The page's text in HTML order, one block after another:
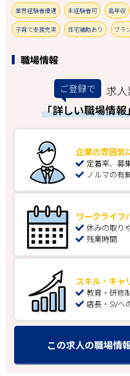
業界経験者優遇 未経験者可 高年収
子育て支援充実 住宅補助あり ブラ
職場情報
ご登録で
求
「詳しい職場情報
企業の雰囲気
定着率、募
ノルマの有
ワークライフ
休みの取り
残業時間
スキル・キャ
教育・研修
店長・SVへ
この求人の職場情